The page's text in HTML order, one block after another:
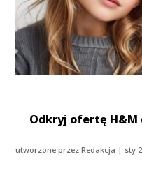
Odkryj ofertę H&M
utworzone przezRedakcja | sty